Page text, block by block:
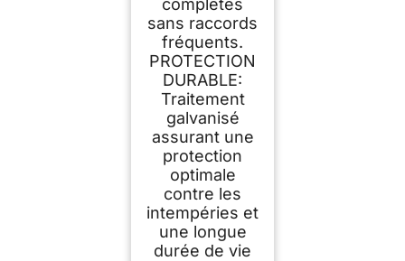
complètes
sans raccords
fréquents.
PROTECTION
DURABLE:
Traitement
galvanisé
assurant une
protection
optimale
contre les
intempéries et
une longue
durée de vie